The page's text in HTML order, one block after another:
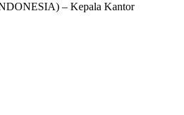
– Kepala Kantor